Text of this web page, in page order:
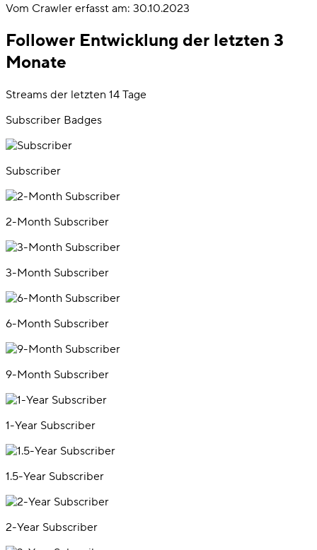
Vom Crawler erfasst am: 30.10.2023
Follower Entwicklung der letzten 3
Monate
Streams der letzten 14 Tage
Subscriber Badges
Subscriber
2-Month Subscriber
3-Month Subscriber
6-Month Subscriber
9-Month Subscriber
1-Year Subscriber
1.5-Year Subscriber
2-Year Subscriber